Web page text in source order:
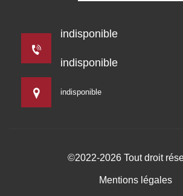
indisponible
indisponible
indisponible
©2022-2026 Tout droit
Mentions légales